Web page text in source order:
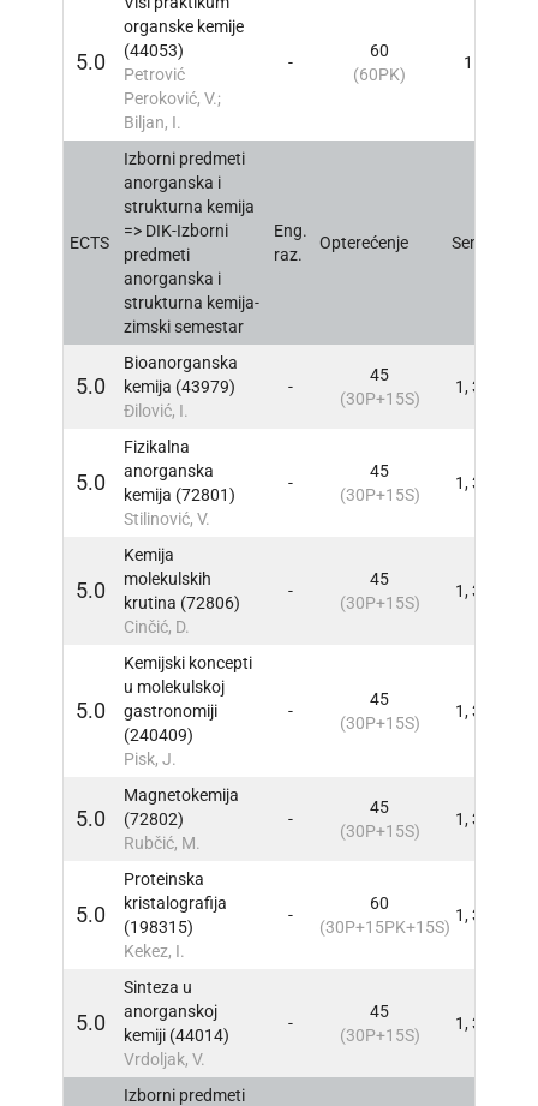
5.0
organske kemije
(44053)
Petrović
Peroković, V.;
Biljan, I.
-
60
(60PK)
1
ECTS
Izborni predmeti
anorganska i
strukturna kemija
=> DIK-Izborni
predmeti
anorganska i
strukturna kemija-
zimski semestar
Eng.
raz.
Opterećenje Sem
5.0
Bioanorganska
kemija (43979)
Đilović, I.
-
45
(30P+15S)
1, 3
5.0
Fizikalna
anorganska
kemija (72801)
Stilinović, V.
-
45
(30P+15S)
1, 3
5.0
Kemija
molekulskih
krutina (72806)
Cinčić, D.
-
45
(30P+15S)
1, 3
5.0
Kemijski koncepti
u molekulskoj
gastronomiji
(240409)
Pisk, J.
-
45
(30P+15S)
1, 3
5.0
Magnetokemija
(72802)
Rubčić, M.
-
45
(30P+15S)
1, 3
5.0
Proteinska
kristalografija
(198315)
Kekez, I.
-
60
(30P+15PK+15S)
1, 3
5.0
Sinteza u
anorganskoj
kemiji (44014)
Vrdoljak, V.
-
45
(30P+15S)
1, 3
Izborni predmeti